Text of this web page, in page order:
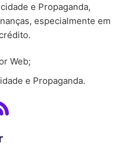
e Propaganda,
especialmente em
Web;
e Propaganda.